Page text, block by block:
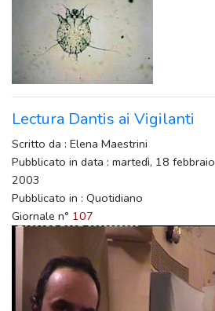
Lectura Dantis ai Vigilanti
Scritto da : Elena Maestrini
Pubblicato in data : martedì, 18 febbraio
2003
Pubblicato in : Quotidiano
Giornale n° 107